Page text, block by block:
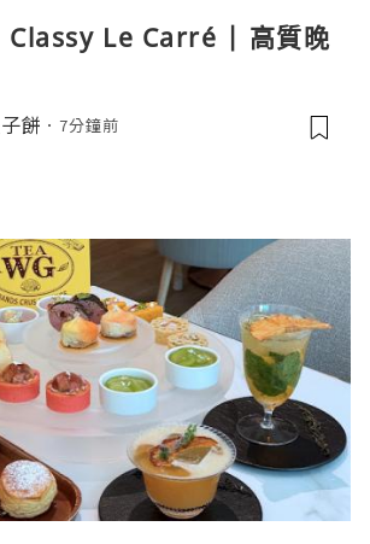
Classy Le Carré | 高質晚
餅 7分鐘前